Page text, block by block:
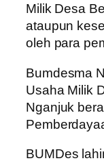
Milik Desa
ataupun
oleh para
Bumdesma
Usaha Milik
Nganjuk
BUMDes